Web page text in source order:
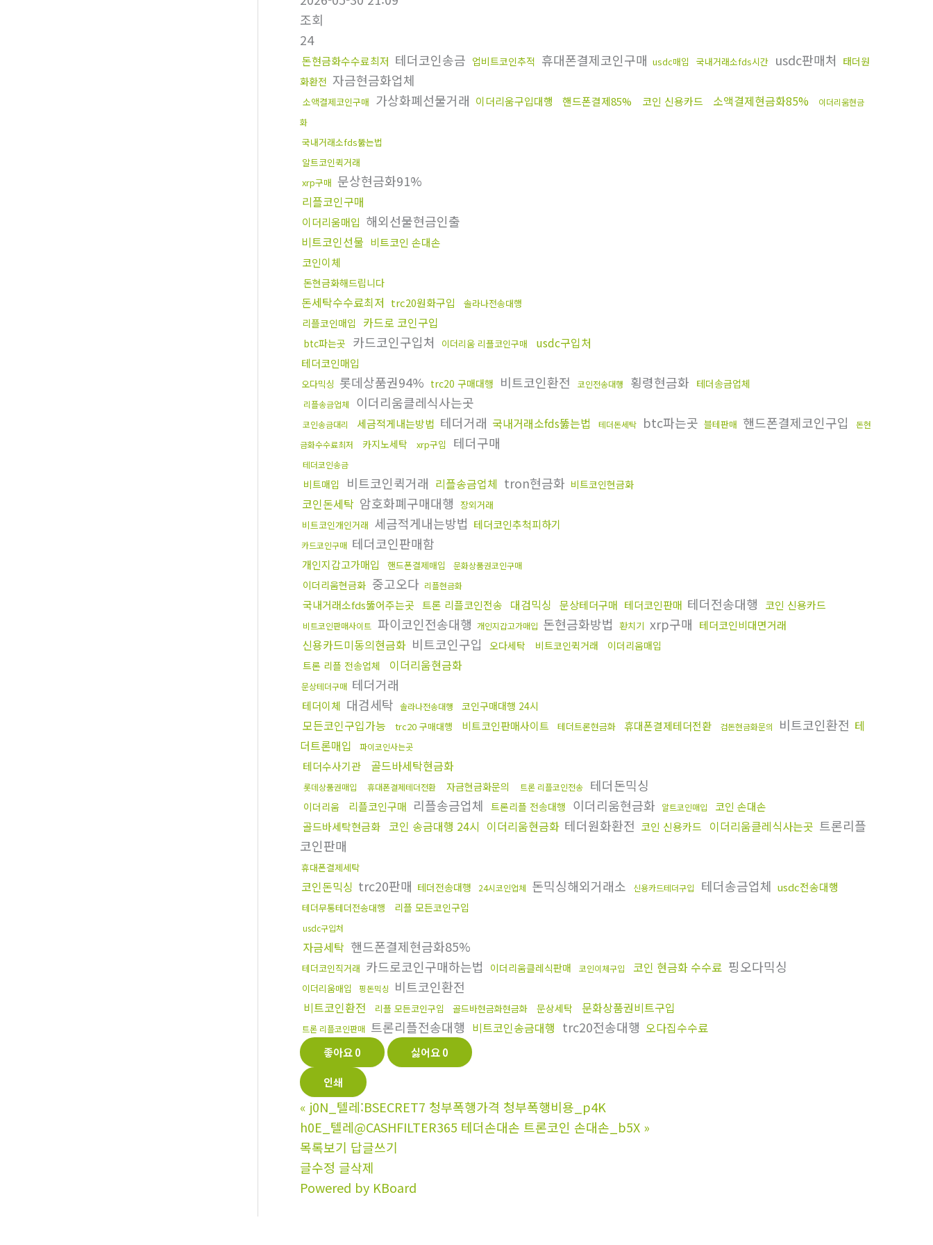
조회
24
돈현금화수수료최저 테더코인송금 업비트코인추적 휴대폰결제코인구매 usdc매입 국내거래소fds시간 usdc판매처 태더원
화환전 자금현금화업체
소액결제코인구매 가상화폐선물거래 이더리움구입대행 핸드폰결제85% 코인 신용카드 소액결제현금화85%
이더리움현금
화
국내거래소fds뚫는법
알트코인퀵거래
xrp구매 문상현금화91%
리플코인구매
이더리움매입 해외선물현금인출
비트코인선물 비트코인 손대손
코인이체
돈현금화해드립니다
돈세탁수수료최저 trc20원화구입 솔라나전송대행
리플코인매입 카드로 코인구입
btc파는곳 카드코인구입처 이더리움 리플코인구매 usdc구입처
테더코인매입
오다믹싱 롯데상품권94% trc20 구매대행 비트코인환전 코인전송대행 횡령현금화 테더송금업체
리플송금업체 이더리움클레식사는곳
코인송금대리 세금적게내는방법 테더거래 국내거래소fds뚫는법 테더돈세탁 btc파는곳 블테판매 핸드폰결제코인구입
돈현
금화수수료최저
카지노세탁 xrp구입 테더구매
테더코인송금
비트매입 비트코인퀵거래 리플송금업체 tron현금화 비트코인현금화
코인돈세탁 암호화폐구매대행 장외거래
비트코인개인거래 세금적게내는방법 테더코인추척피하기
카드코인구매 테더코인판매함
개인지갑고가매입 핸드폰결제매입 문화상품권코인구매
이더리움현금화 중고오다 리플현금화
국내거래소fds뚫어주는곳 트론 리플코인전송 대검믹싱 문상테더구매 테더코인판매 테더전송대행 코인 신용카드
비트코인판매사이트 파이코인전송대행 개인지갑고가매입 돈현금화방법 환치기 xrp구매 테더코인비대면거래
신용카드미동의현금화 비트코인구입 오다세탁 비트코인퀵거래
이더리움매입
트론 리플 전송업체
이더리움현금화
문상테더구매 테더거래
테더이체 대검세탁 솔라나전송대행 코인구매대행 24시
모든코인구입가능 trc20 구매대행 비트코인판매사이트 테더트론현금화 휴대폰결제테더전환 검돈현금화문의 비트코인환전 테
더트론매입
파이코인사는곳
테더수사기관 골드바세탁현금화
롯데상품권매입 휴대폰결제테더전환 자금현금화문의 트론 리플코인전송 테더돈믹싱
이더리움 리플코인구매 리플송금업체 트론리플 전송대행 이더리움현금화 알트코인매입
코인 손대손
골드바세탁현금화 코인 송금대행 24시 이더리움현금화 테더원화환전 코인 신용카드 이더리움클레식사는곳 트론리플
코인판매
휴대폰결제세탁
코인돈믹싱 trc20판매 테더전송대행 24시코인업체 돈믹싱해외거래소 신용카드테더구입 테더송금업체 usdc전송대행
테더무통테더전송대행 리플 모든코인구입
usdc구입처
자금세탁 핸드폰결제현금화85%
테더코인직거래 카드로코인구매하는법 이더리움클레식판매 코인이체구입 코인 현금화 수수료 핑오다믹싱
이더리움매입 핑돈믹싱 비트코인환전
비트코인환전 리플 모든코인구입 골드바현금화현금화 문상세탁 문화상품권비트구입
트론 리플코인판매 트론리플전송대행 비트코인송금대행 trc20전송대행 오다집수수료
좋아요0 싫어요0
인쇄
« j0N_텔레:BSECRET7 청부폭행가격 청부폭행비용_p4K
h0E_텔레@CASHFILTER365 테더손대손 트론코인 손대손_b5X »
목록보기 답글쓰기
글수정 글삭제
Powered by KBoard